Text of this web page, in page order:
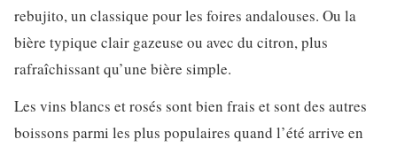
rebujito, un classique pour les foires andalouses. Ou la
bière typique clair gazeuse ou avec du citron, plus
rafraîchissant qu’une bière simple.
Les vins blancs et rosés sont bien frais et sont des autres
boissons parmi les plus populaires quand l’été arrive en